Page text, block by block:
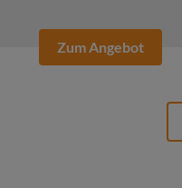
Zum Angebot